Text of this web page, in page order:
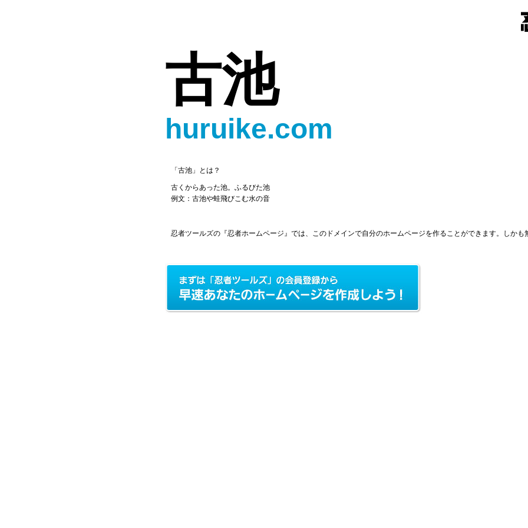
古池
huruike.com
「古池」とは？
古くからあった池。ふるびた池
例文：古池や蛙飛びこむ水の音
忍者ツールズの『忍者ホームページ』では、このドメインで自分のホームページを作ることができます。しかも